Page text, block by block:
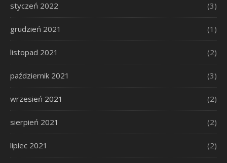
styczeń 2022 (3)
grudzień 2021 (1)
listopad 2021 (2)
październik 2021 (3)
wrzesień 2021 (2)
sierpień 2021 (2)
lipiec 2021 (2)